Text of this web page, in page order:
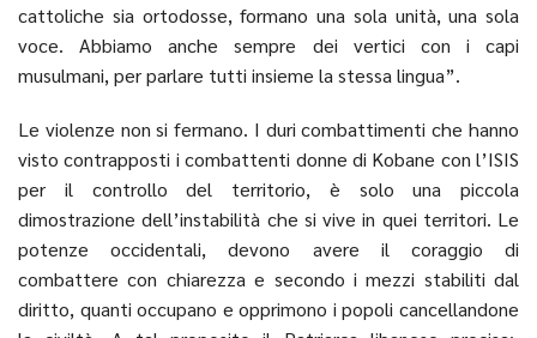
cattoliche sia ortodosse, formano una sola unità, una sola
voce. Abbiamo anche sempre dei vertici con i capi
musulmani, per parlare tutti insieme la stessa lingua”.
Le violenze non si fermano. I duri combattimenti che hanno
visto contrapposti i combattenti donne di Kobane con l’ISIS
per il controllo del territorio, è solo una piccola
dimostrazione dell’instabilità che si vive in quei territori. Le
potenze occidentali, devono avere il coraggio di
combattere con chiarezza e secondo i mezzi stabiliti dal
diritto, quanti occupano e opprimono i popoli cancellandone